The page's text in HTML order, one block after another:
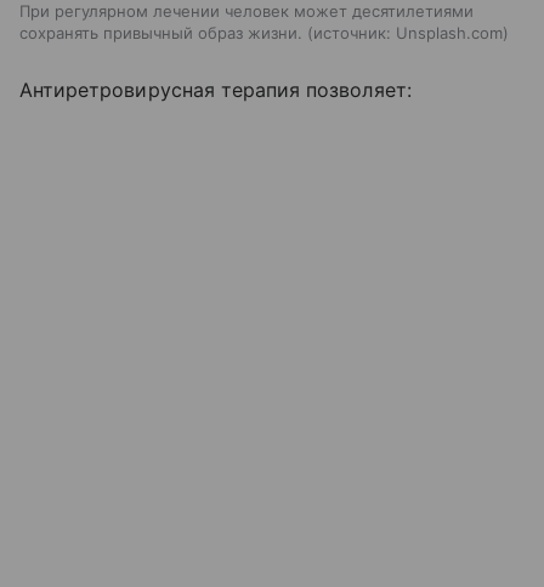
При регулярном лечении человек может десятилетиями
сохранять привычный образ жизни.
источник: Unsplash.com
Антиретровирусная терапия позволяет: